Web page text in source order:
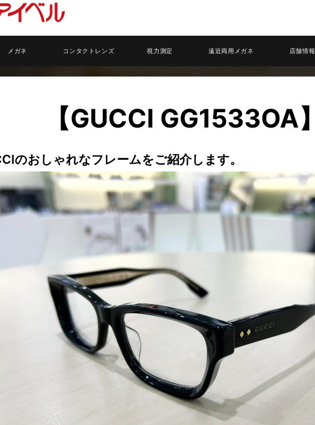
メガネ コンタクトレンズ 視力測定 遠近両用メガネ 店舗情報
【GUCCI GG1533OA】
のおしゃれなフレームをご紹介します。